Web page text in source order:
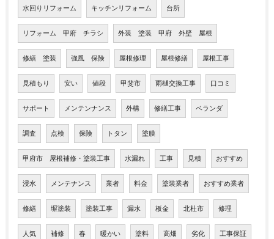
水回りリフォーム キッチンリフォーム 台所
リフォーム 甲府 チラシ 外装 塗装 甲府 外壁 屋根
修繕 塗装 強風 保険 屋根修理 屋根修繕 屋根工事
見積もり 安い 値段 甲斐市 雨樋交換工事 口コミ
サポート メンテンナンス 外構 修繕工事 ベランダ
調査 点検 保険 トタン 塗膜
甲府市 屋根補修・塗装工事 水漏れ 工事 見積 おすすめ
浸水 メンテナンス 業者 料金 塗装業者 おすすめ業者
修繕 塀塗装 塗装工事 漏水 板金 北杜市 修理
人気 補修 春 暖かい 塗料 高畑 劣化 工事保証